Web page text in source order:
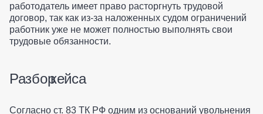
работодатель имеет право расторгнуть трудовой
договор, так как из-за наложенных судом ограничений
работник уже не может полностью выполнять свои
трудовые обязанности.
Разбор кейса
Согласно ст. 83 ТК РФ одним из оснований увольнения